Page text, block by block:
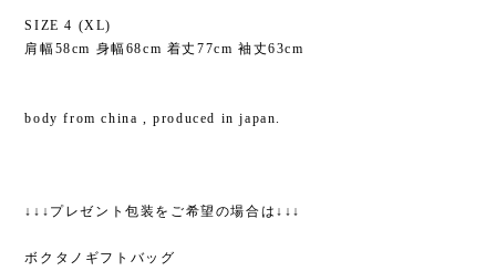
SIZE 4 (XL)
肩幅58cm 身幅68cm 着丈77cm 袖丈63cm
body from china , produced in japan.
↓↓↓プレゼント包装をご希望の場合は↓↓↓
ボクタノギフトバッグ